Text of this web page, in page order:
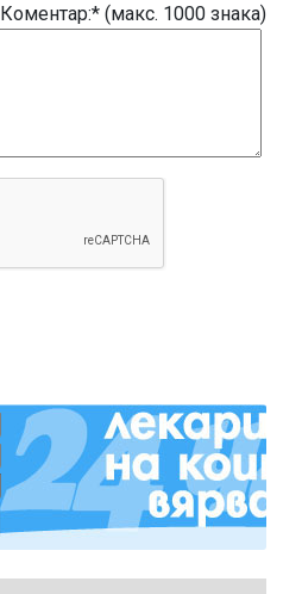
Коментар:* (макс. 1000 знака)